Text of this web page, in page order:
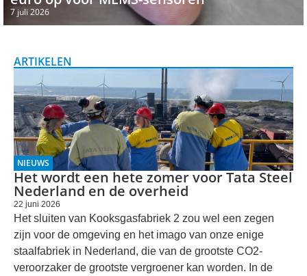
7 juli 2026
ARTIKELEN
NIEUWS
Het wordt een hete zomer voor Tata Steel
Nederland en de overheid
22 juni 2026
Het sluiten van Kooksgasfabriek 2 zou wel een zegen
zijn voor de omgeving en het imago van onze enige
staalfabriek in Nederland, die van de grootste CO2-
veroorzaker de grootste vergroener kan worden. In de